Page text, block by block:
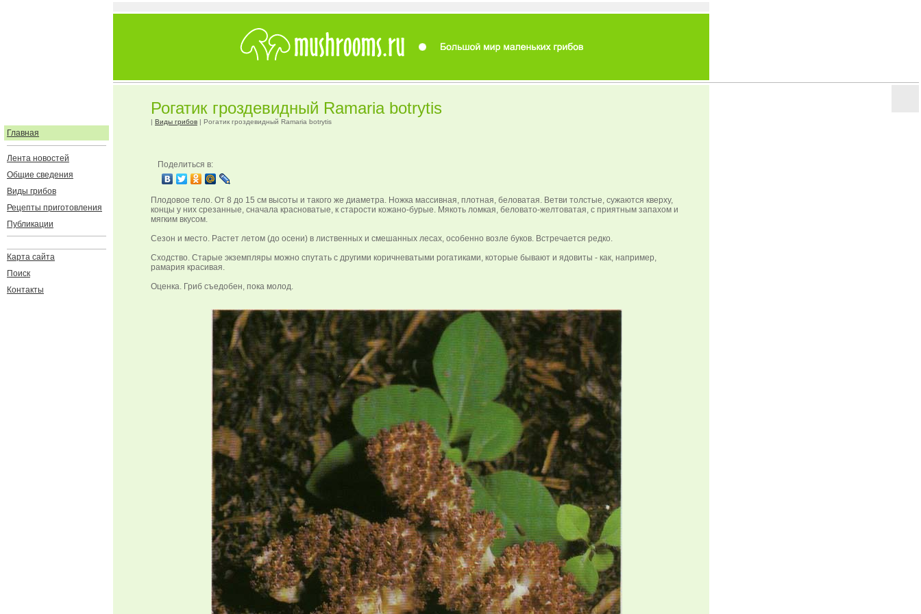
Главная
Лента новостей
Общие сведения
Виды грибов
Рецепты приготовления
Публикации
Карта сайта
Поиск
Контакты
Рогатик гроздевидный Ramaria botrytis
| Виды грибов | Рогатик гроздевидный Ramaria botrytis
Поделиться в:
Плодовое тело. От 8 до 15 см высоты и такого же диаметра. Ножка массивная, плотная, беловатая. Ветви толстые, сужаются кверху,
концы у них срезанные, сначала красноватые, к старости кожано-бурые. Мякоть ломкая, беловато-желтоватая, с приятным запахом и
мягким вкусом.
Сезон и место. Растет летом (до осени) в лиственных и смешанных лесах, особенно возле буков. Встречается редко.
Сходство. Старые экземпляры можно спутать с другими коричневатыми рогатиками, которые бывают и ядовиты - как, например,
рамария красивая.
Оценка. Гриб съедобен, пока молод.